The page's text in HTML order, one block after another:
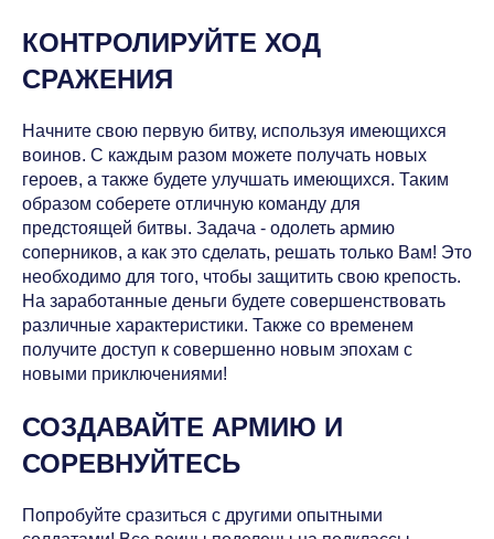
КОНТРОЛИРУЙТЕ ХОД
СРАЖЕНИЯ
Начните свою первую битву, используя имеющихся
воинов. С каждым разом можете получать новых
героев, а также будете улучшать имеющихся. Таким
образом соберете отличную команду для
предстоящей битвы. Задача - одолеть армию
соперников, а как это сделать, решать только Вам! Это
необходимо для того, чтобы защитить свою крепость.
На заработанные деньги будете совершенствовать
различные характеристики. Также со временем
получите доступ к совершенно новым эпохам с
новыми приключениями!
СОЗДАВАЙТЕ АРМИЮ И
СОРЕВНУЙТЕСЬ
Попробуйте сразиться с другими опытными